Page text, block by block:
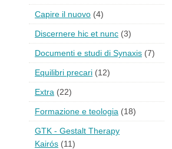
Capire il nuovo (4)
Discernere hic et nunc (3)
Documenti e studi di Synaxis (7)
Equilibri precari (12)
Extra (22)
Formazione e teologia (18)
GTK - Gestalt Therapy
Kairós (11)